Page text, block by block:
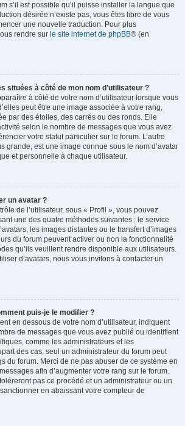
s’il est possible qu’il puisse installer la langue que
désirée n’existe pas, vous êtes libre de vous
une nouvelle traduction. Pour plus
rendre sur le site internet de phpBB® (en
situées à côté de mon nom d’utilisateur ?
à côté de votre nom d’utilisateur lorsque vous
peut être une image associée à votre rang,
par des étoiles, des carrés ou des ronds. Elle
selon le nombre de messages que vous avez
votre statut particulier sur le forum. L’autre
grande, est une image connue sous le nom d’avatar
et personnelle à chaque utilisateur.
un avatar ?
de l’utilisateur, sous « Profil », vous pouvez
une des quatre méthodes suivantes : le service
les images distantes ou le transfert d’images
du forum peuvent activer ou non la fonctionnalité
qu’ils veuillent rendre disponible aux utilisateurs.
d’avatars, nous vous invitons à contacter un
puis-je le modifier ?
en dessous de votre nom d’utilisateur, indiquent
de messages que vous avez publié ou identifient
comme les administrateurs et les
des cas, seul un administrateur du forum peut
du forum. Merci de ne pas abuser de ce système en
afin d’augmenter votre rang sur le forum.
pas ce procédé et un administrateur ou un
en abaissant votre compteur de